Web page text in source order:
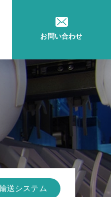
フトウェア
で
お問い合わせ
お問い合わせ
送システム